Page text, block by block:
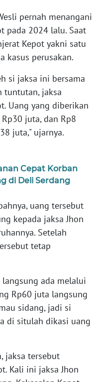
pernah menangani
pada 2024 lalu. Saat
Kepot yakni satu
kasus perusakan.
si jaksa ini bersama
tuntutan, jaksa
Uang yang diberikan
juta, dan Rp8
juta," ujarnya.
Cepat Korban
di Deli Serdang
uang tersebut
kepada jaksa Jhon
Setelah
tetap
ada melalui
Rp60 juta langsung
sidang, jadi si
di situlah dikasi uang
jaksa tersebut
Kali ini jaksa Jhon